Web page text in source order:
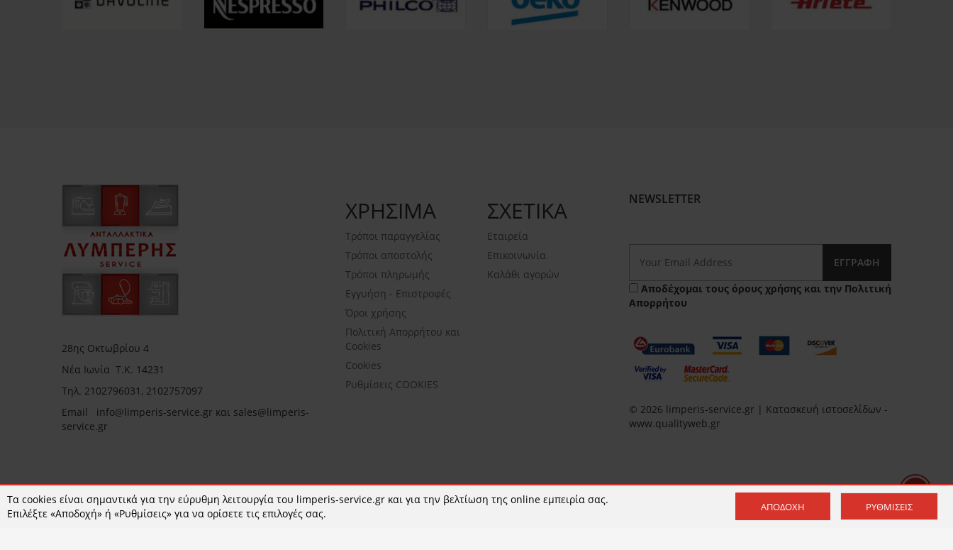
28ης Οκτωβρίου 4
Νέα Ιωνία Τ.Κ. 14231
Τηλ. 2102796031, 2102757097
Email info@limperis-service.gr και sales@limperis-
service.gr
Ωράριο καταστήματος:
ΧΡΗΣΙΜΑ
Τρόποι παραγγελίας
Τρόποι αποστολής
Τρόποι πληρωμής
Εγγυήση - Επιστροφές
Όροι χρήσης
Πολιτική Απορρήτου και
Cookies
Cookies
Ρυθμίσεις COOKIES
ΣΧΕΤΙΚΑ
Εταιρεία
Επικοινωνία
Καλάθι αγορών
NEWSLETTER
ΕΓΓΡΑΦΉ
Αποδέχομαι τους όρους χρήσης και την Πολιτική
Απορρήτου
© 2026 limperis-service.gr | Κατασκευή ιστοσελίδων -
www.qualityweb.gr
Τα cookies είναι σημαντικά για την εύρυθμη λειτουργία του limperis-service.gr και για την βελτίωση της online εμπειρία σας.
Επιλέξτε «Αποδοχή» ή «Ρυθμίσεις» για να ορίσετε τις επιλογές σας.
ΑΠΟΔΟΧΉ ΡΥΘΜΊΣΕΙΣ